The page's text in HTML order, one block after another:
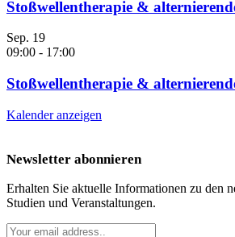
Stoßwellentherapie &
Sep. 19
09:00 - 17:00
Stoßwellentherapie &
Kalender anzeigen
Newsletter abonnieren
Erhalten Sie aktuelle Informationen zu den
Studien und Veranstaltungen.